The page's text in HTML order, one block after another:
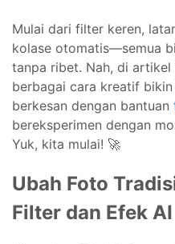
Mulai dari filter keren,
kolase otomatis—semua
tanpa ribet. Nah, di
berbagai cara kreatif
berkesan dengan bantuan
bereksperimen dengan
Yuk, kita mulai! 🚀
Ubah Foto
Filter dan Efek AI